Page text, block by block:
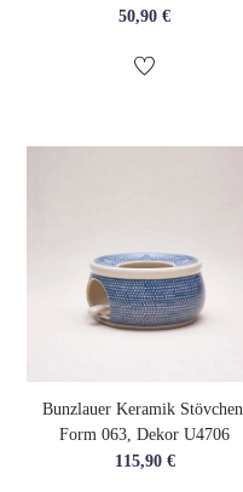
50,90€
Bunzlauer Keramik Stövchen,
Form 063, Dekor U4706
115,90 €